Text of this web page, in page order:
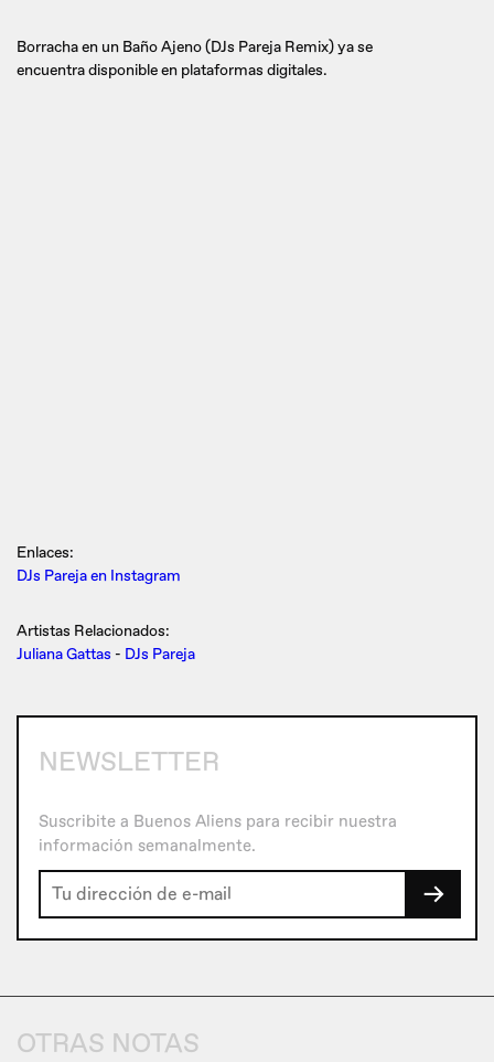
Borracha en un Baño Ajeno (DJs Pareja Remix) ya se
encuentra disponible en plataformas digitales.
Enlaces:
DJs Pareja en Instagram
Artistas Relacionados:
Juliana Gattas - DJs Pareja
NEWSLETTER
Suscribite a Buenos Aliens para recibir nuestra
información semanalmente.
→
OTRAS NOTAS